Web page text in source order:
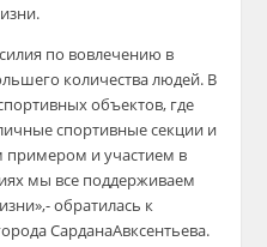
по вовлечению в
количества людей. В
объектов, где
спортивные секции и
примером и участием в
мы все поддерживаем
»,- обратилась к
СарданаАвксентьева.